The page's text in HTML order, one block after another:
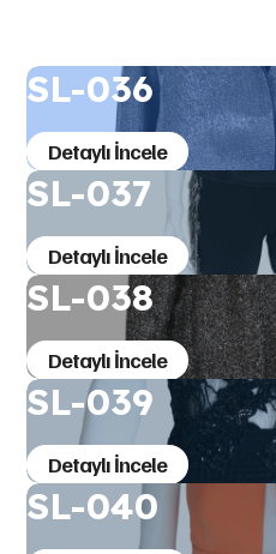
SL-036
Detaylı İncele
SL-037
Detaylı İncele
SL-038
Detaylı İncele
SL-039
Detaylı İncele
SL-040